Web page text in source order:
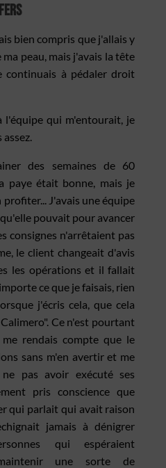
bien compris que j'allais y
peau, mais j'avais la tête
continuais à pédaler droit
l'équipe qui m'entourait, je
des semaines de 60
paye était bonne, mais je
profiter... J'avais une équipe
pouvait pour avancer
consignes n'arrêtaient pas
le client changeait d'avis
les opérations et il fallait
ce que je faisais, rien
j'écris cela, que cela
Ce n'est pourtant
rendais compte que le
sans m'en avertir et me
pas avoir exécuté ses
pris conscience que
qui parlait qui avait raison
jamais à dénigrer
qui espéraient
une sorte de